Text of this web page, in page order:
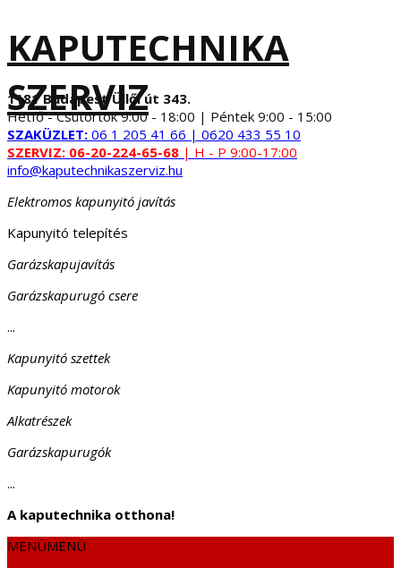
KAPUTECHNIKA
SZERVIZ
1181 Budapest Üllői út 343.
Hétfő - Csütörtök 9:00 - 18:00 | Péntek 9:00 - 15:00
SZAKÜZLET: 06 1 205 41 66 | 0620 433 55 10
SZERVIZ: 06-20-224-65-68 | H - P 9:00-17:00
info@kaputechnikaszerviz.hu
Elektromos kapunyitó javítás
Kapunyitó telepítés
Garázskapujavítás
Garázskapurugó csere
...
Kapunyitó szettek
Kapunyitó motorok
Alkatrészek
Garázskapurugók
...
A kaputechnika otthona!
MENÜMENÜ